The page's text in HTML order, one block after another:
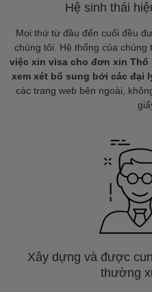
Hệ sinh thái
Mọi thứ từ đầu đến cuối đều
chúng tôi. Hệ thống của chúng
việc xin visa cho đơn xin Thổ
xem xét bổ sung bởi các đại
các trang web bên ngoài,
Xây dựng và được
thường